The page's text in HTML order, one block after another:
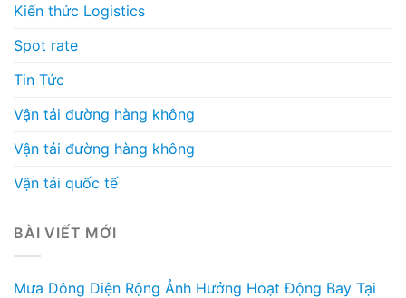
Kiến thức Logistics
Spot rate
Tin Tức
Vận tải đường hàng không
Vận tải đường hàng không
Vận tải quốc tế
BÀI VIẾT MỚI
Mưa Dông Diện Rộng Ảnh Hưởng Hoạt Động Bay Tại